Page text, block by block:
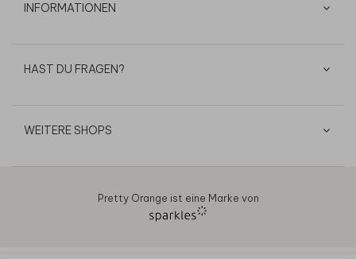
INFORMATIONEN
HAST DU FRAGEN?
WEITERE SHOPS
Pretty Orange ist eine Marke von